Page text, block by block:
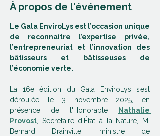
À propos de l'événement
Le Gala EnviroLys est l’occasion unique
de reconnaitre l’expertise privée,
l’entrepreneuriat et l’innovation des
bâtisseurs et bâtisseuses de
l’économie verte.
La 16e édition du Gala EnviroLys s’est
déroulée le 3 novembre 2025, en
présence de l'Honorable
Nathalie
Provost , Secrétaire d'État à la Nature, M.
Bernard Drainville, ministre de